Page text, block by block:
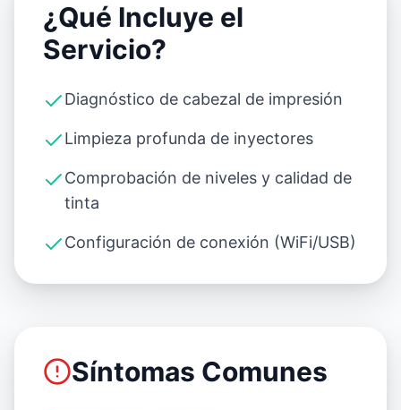
¿Qué Incluye el
Servicio?
Diagnóstico de cabezal de impresión
Limpieza profunda de inyectores
Comprobación de niveles y calidad de
tinta
Configuración de conexión (WiFi/USB)
Síntomas Comunes